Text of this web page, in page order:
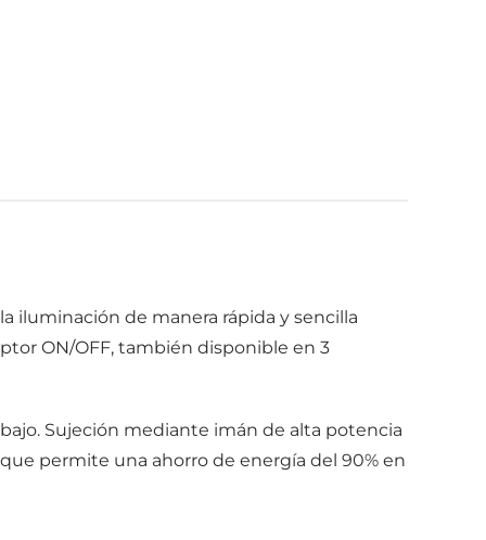
iluminación de manera rápida y sencilla
ON/OFF, también disponible en 3
Sujeción mediante imán de alta potencia
permite una ahorro de energía del 90% en